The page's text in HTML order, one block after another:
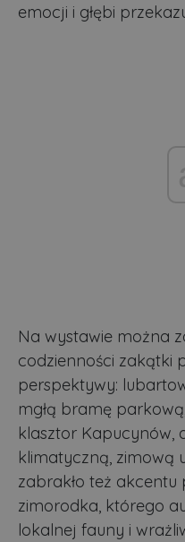
emocji i głębi
Na wystawie można
codzienności zakątki
perspektywy:
mgłą bramę
klasztor Kapucynów,
klimatyczną, zimową
zabrakło też
zimorodka, którego
lokalnej fauny i